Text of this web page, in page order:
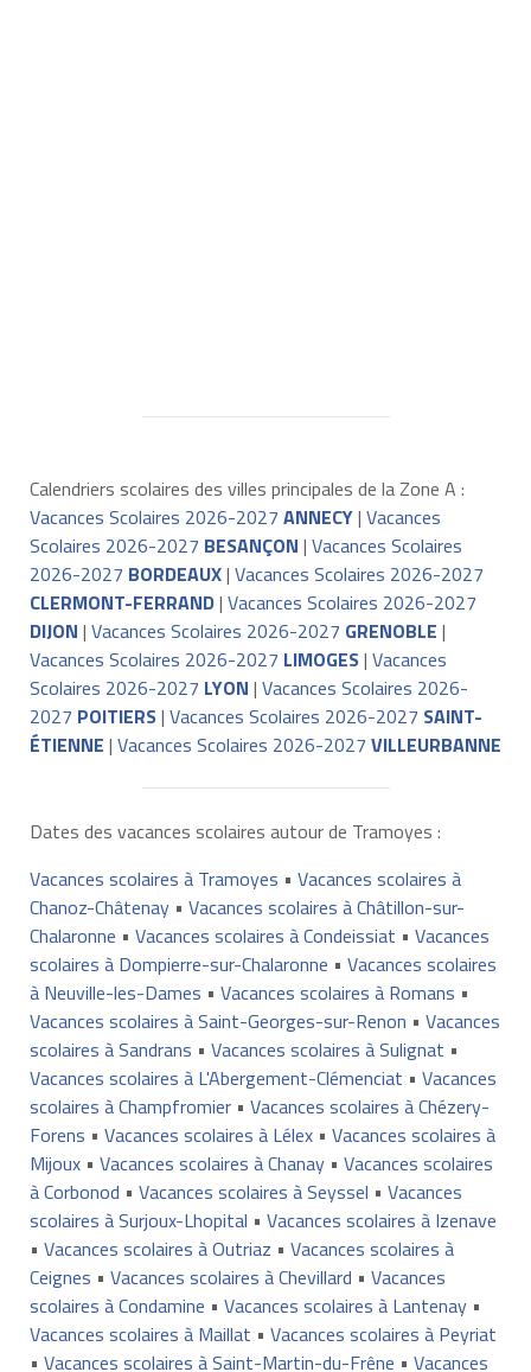
Calendriers scolaires des villes principales de la Zone A :
Vacances Scolaires 2026-2027 ANNECY| Vacances
Scolaires 2026-2027 BESANÇON | Vacances Scolaires
2026-2027 BORDEAUX| Vacances Scolaires 2026-2027
CLERMONT-FERRAND| Vacances Scolaires 2026-2027
DIJON | Vacances Scolaires 2026-2027 GRENOBLE |
Vacances Scolaires 2026-2027 LIMOGES| Vacances
Scolaires 2026-2027 LYON | Vacances Scolaires 2026-
2027 POITIERS| Vacances Scolaires 2026-2027 SAINT-
ÉTIENNE | Vacances Scolaires 2026-2027 VILLEURBANNE
Dates des vacances scolaires autour de Tramoyes :
Vacances scolaires à Tramoyes • Vacances scolaires à
Chanoz-Châtenay• Vacances scolaires à Châtillon-sur-
Chalaronne • Vacances scolaires à Condeissiat • Vacances
scolaires à Dompierre-sur-Chalaronne • Vacances scolaires
à Neuville-les-Dames • Vacances scolaires à Romans •
Vacances scolaires à Saint-Georges-sur-Renon • Vacances
scolaires à Sandrans • Vacances scolaires à Sulignat •
Vacances scolaires à L'Abergement-Clémenciat • Vacances
scolaires à Champfromier• Vacances scolaires à Chézery-
Forens • Vacances scolaires à Lélex• Vacances scolaires à
Mijoux• Vacances scolaires à Chanay• Vacances scolaires
à Corbonod • Vacances scolaires à Seyssel • Vacances
scolaires à Surjoux-Lhopital • Vacances scolaires à Izenave
• Vacances scolaires à Outriaz • Vacances scolaires à
Ceignes • Vacances scolaires à Chevillard • Vacances
scolaires à Condamine • Vacances scolaires à Lantenay•
Vacances scolaires à Maillat • Vacances scolaires à Peyriat
• Vacances scolaires à Saint-Martin-du-Frêne • Vacances